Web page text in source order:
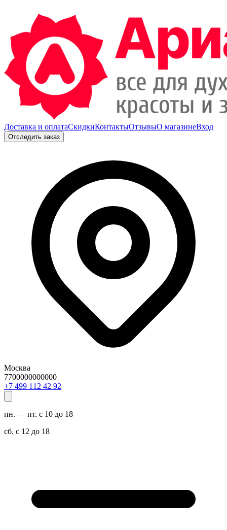
Доставка и оплатаСкидкиКонтактыОтзывыО магазинеВход
Отследить заказ
Москва
7700000000000
29 24 211 994 7+
пн. — пт. с 10 до 18
сб. с 12 до 18